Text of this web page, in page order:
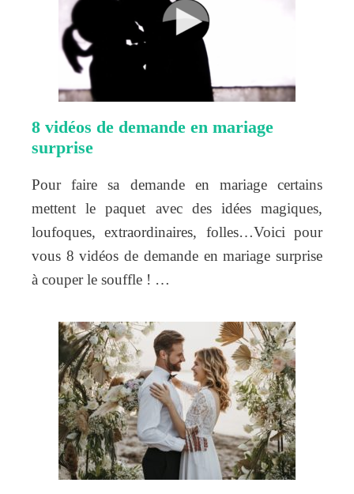
8 vidéos de demande en mariage
surprise
Pour faire sa demande en mariage certains
mettent le paquet avec des idées magiques,
loufoques, extraordinaires, folles…Voici pour
vous 8 vidéos de demande en mariage surprise
à couper le souffle ! …